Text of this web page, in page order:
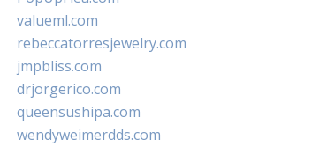
valueml.com
rebeccatorresjewelry.com
jmpbliss.com
drjorgerico.com
queensushipa.com
wendyweimerdds.com